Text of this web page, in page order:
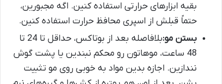
بقیه ابزارهای حرارتی استفاده کنین. اگه مجبورین،
حتماً قبلش از اسپری محافظ حرارت استفاده کنین.
بستن مو:
بلافاصله بعد از بوتاکس، حداقل تا 24 تا
48 ساعت، موهاتون رو محکم نبندین یا پشت گوش
نندازین. اجازه بدین مواد به خوبی روی مو تثبیت